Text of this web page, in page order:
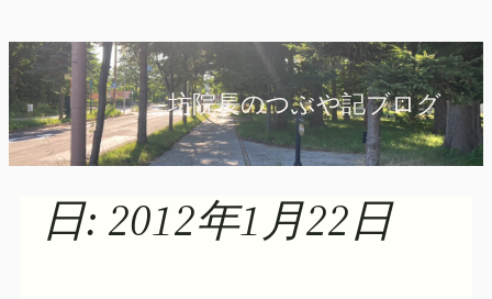
容
を
ス
キ
ッ
坊院長のつぶや記ブログ
日: 2012年1月22日